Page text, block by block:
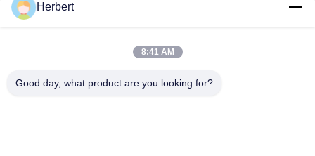
Armature μηχανή
τυλίγματος
στατών
Αυτόματη μηχανή
ηλεκτρικών
Herbert
8:41 AM
Good day, what product are you looking for?